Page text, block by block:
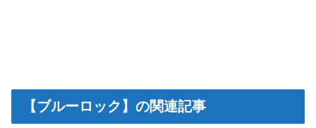
【ブルーロック】の関連記事